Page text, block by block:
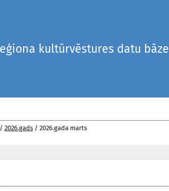
kultūrvēstures datu bāze
/ 2026.gads / 2026.gada marts